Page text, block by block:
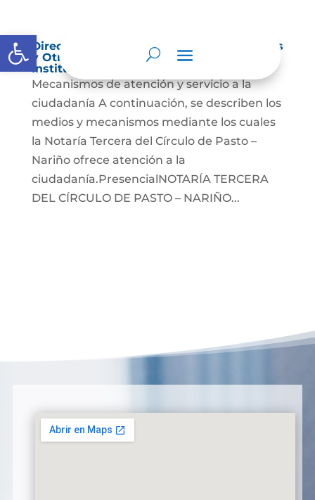
Abrir barra de herramientas
Directorio de Agremiaciones, Asociaciones
y Otros Grupos de Interés – Directorio
Institucional – Directorio de Entidades
Mecanismos de atención y servicio a la
ciudadanía A continuación, se describen los
medios y mecanismos mediante los cuales
la Notaría Tercera del Círculo de Pasto –
Nariño ofrece atención a la
ciudadanía.PresencialNOTARÍA TERCERA
DEL CÍRCULO DE PASTO – NARIÑO...